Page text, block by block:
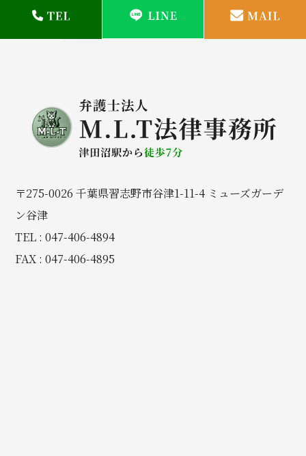
〒275-0026 千葉県習志野市谷津1-11-4 ミューズガーデ
ン谷津
TEL : 047-406-4894
FAX : 047-406-4895